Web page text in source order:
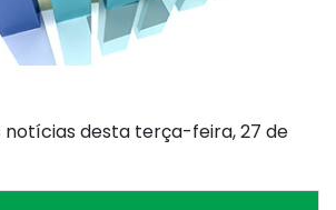
notícias desta terça-feira, 27 de